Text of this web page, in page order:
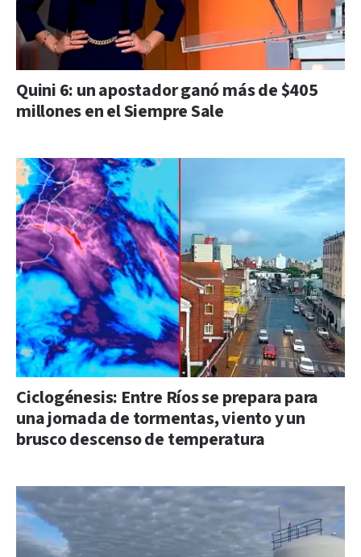
Quini 6: un apostador ganó más de $405
millones en el Siempre Sale
Ciclogénesis: Entre Ríos se prepara para
una jornada de tormentas, viento y un
brusco descenso de temperatura